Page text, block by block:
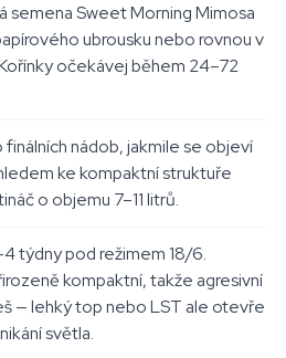
semena Sweet Morning Mimosa
ubrousku nebo rovnou v
očekávej během 24–72
nádob, jakmile se objeví
ke kompaktní struktuře
o objemu 7–11 litrů.
týdny pod režimem 18/6.
kompaktní, takže agresivní
— lehký top nebo LST ale otevře
světla.